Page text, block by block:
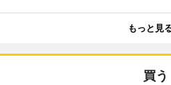
もっと見
買う